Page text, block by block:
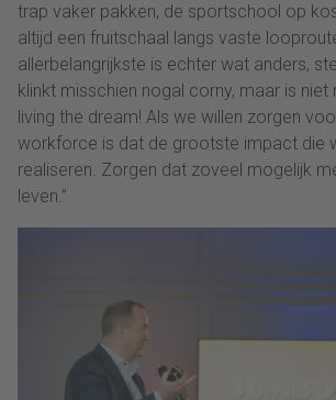
trap vaker pakken, de sportschool op
altijd een fruitschaal langs vaste
allerbelangrijkste is echter wat anders,
klinkt misschien nogal corny, maar is
living the dream! Als we willen zorgen
workforce is dat de grootste impact die
realiseren. Zorgen dat zoveel mogelijk
leven.”